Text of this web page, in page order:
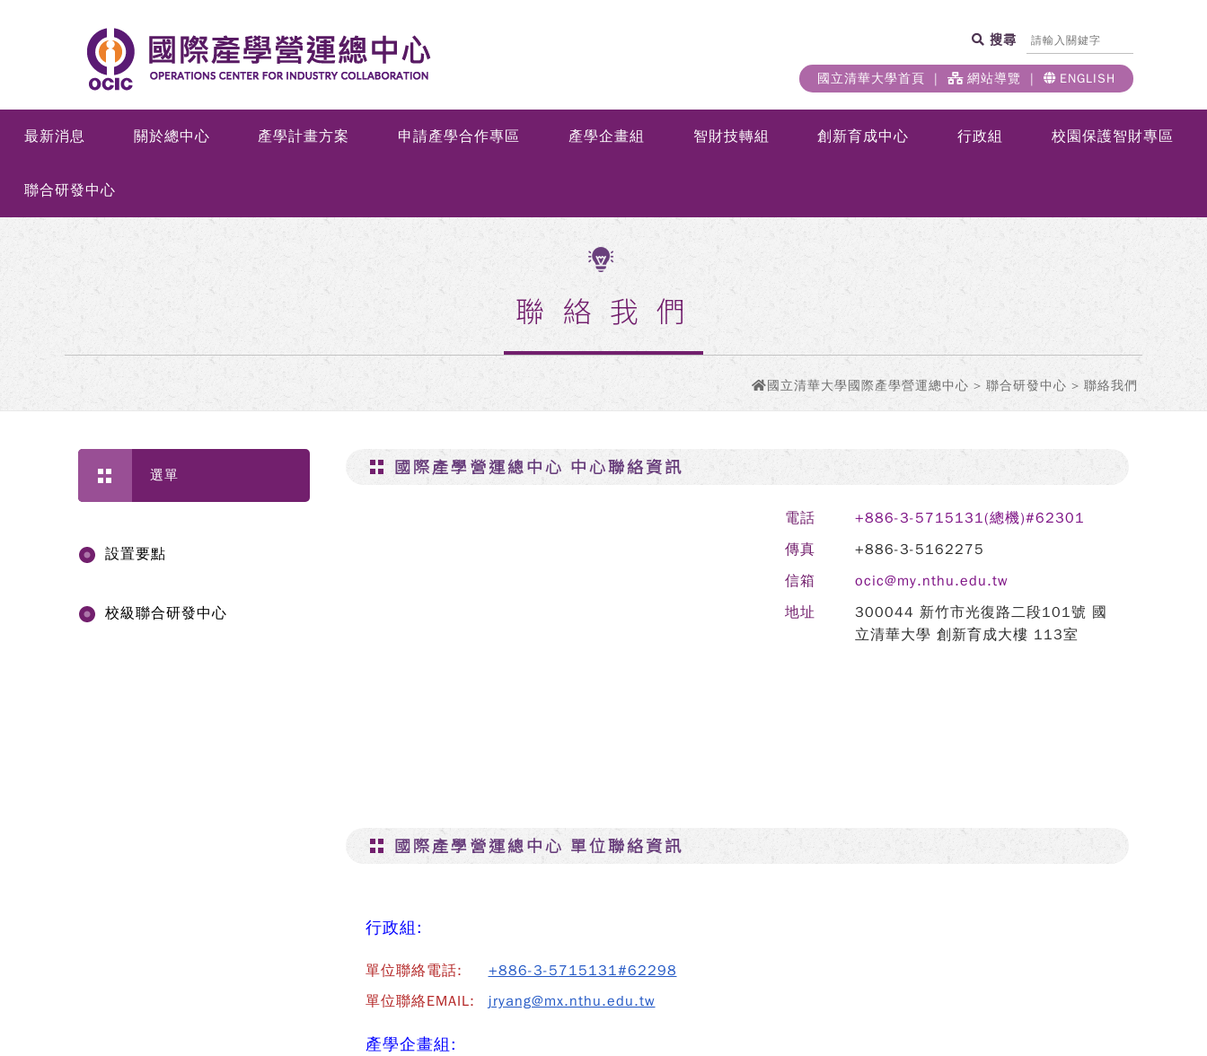
搜尋
國立清華大學首頁 網站導覽 ENGLISH
最新消息 關於總中心 產學計畫方案 申請產學合作專區 產學企畫組 智財技轉組 創新育成中心 行政組 校園保護智財專區
聯合研發中心
聯絡我們
國立清華大學國際產學營運總中心 > 聯合研發中心 > 聯絡我們
選單
設置要點
校級聯合研發中心
國際產學營運總中心 中心聯絡資訊
電話
+886-3-5715131(總機)#62301
傳真
+886-3-5162275
信箱
ocic@my.nthu.edu.tw
地址
300044 新竹市光復路二段101號 國
立清華大學 創新育成大樓 113室
國際產學營運總中心 單位聯絡資訊
行政組:
單位聯絡電話: +886-3-5715131#62298
單位聯絡EMAIL:
jryang@mx.nthu.edu.tw
產學企畫組: